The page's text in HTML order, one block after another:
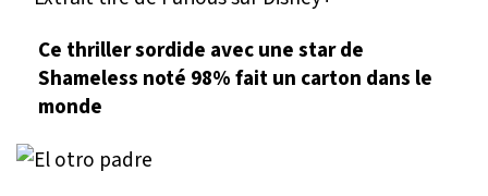
Ce thriller sordide avec une star de
Shameless noté 98% fait un carton dans le
monde